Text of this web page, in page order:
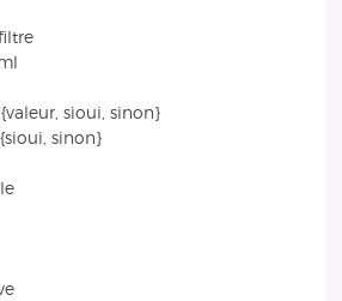
sioui, sinon}
sinon}